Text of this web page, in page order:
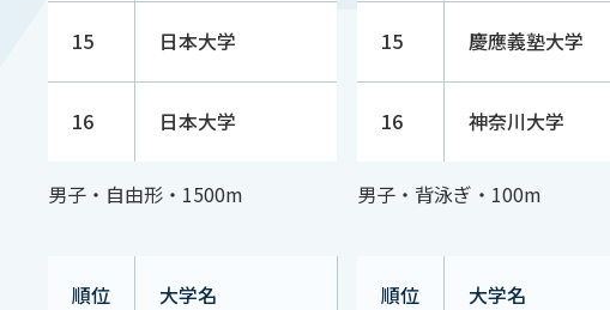
15 日本大学
16 日本大学
15 慶應義塾大学
16 神奈川大学
男子・自由形・1500m
順位 大学名
男子・背泳ぎ・100m
順位 大学名